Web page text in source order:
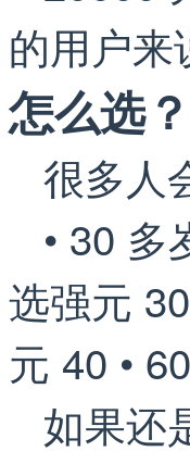
的用户
怎么选
很多人
• 30
选强元
元 40 •
如果还